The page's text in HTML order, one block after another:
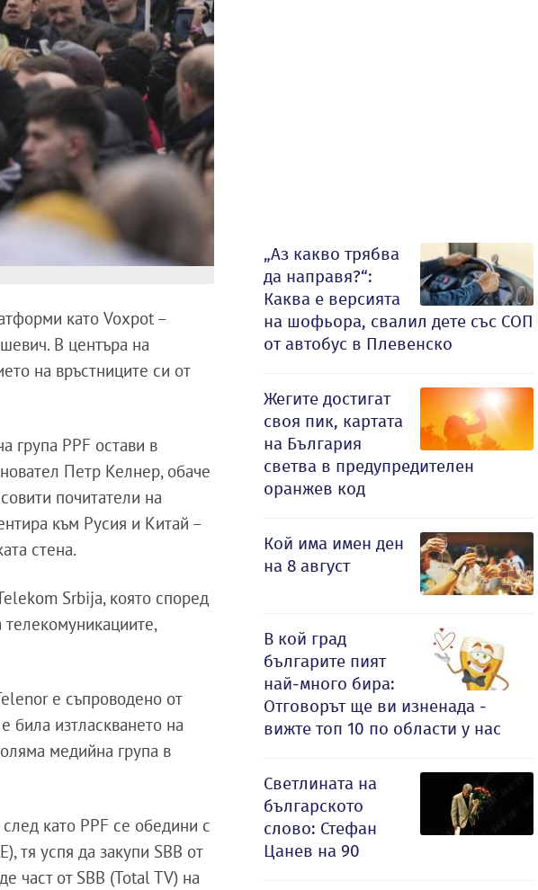
като Voxpot –
В центъра на
на връстниците си от
група PPF остави в
Петр Келнер, обаче
почитатели на
към Русия и Китай –
стена.
Srbija, която според
е съпроводено от
била изтласкването на
медийна група в
като PPF се обедини с
тя успя да закупи SBB от
част от SBB (Total TV) на
„Аз какво трябва
да направя?“:
Каква е версията
на шофьора, свалил дете със СОП
от автобус в Плевенско
Жегите достигат
своя пик, картата
на България
светва в предупредителен
оранжев код
Кой има имен ден
на 8 август
В кой град
българите пият
най-много бира:
Отговорът ще ви изненада -
вижте топ 10 по области у нас
Светлината на
българското
слово: Стефан
Цанев на 90